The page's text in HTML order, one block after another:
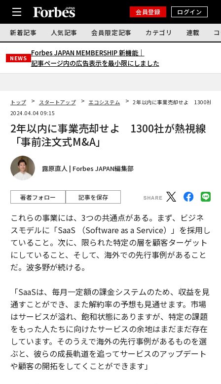
会員登録 ログイン
新着記事 人気記事 会員限定記事 カテゴリ 連載
NEWS
Forbes JAPAN MEMBERSHIP 新機能｜
記事ページ内の広告表示を最小限にしました
トップ スタートアップ エコシステム
2年以内に事業売却せよ 1300社が
2024.04.04 09:15
2年以内に事業売却せよ 1300社が熱視線
「事前注文式M&A」
露原直人 | Forbes JAPAN編集部
著者フォロー 記事を保存
これらの事業には、3つの共通点がある。まず、ビジネ
スモデルに「SaaS （Software as a Service）」を採用し
ていること。次に、限られた特定の層を顧客ターゲット
にしていること、そして、海外での先行事例があること
だ。波多野が続ける。
「SaaSは、毎月一定額の課金システムのため、収益を見
通すことができ、また解約率の予想も見通せます。市場
はサービスが溢れ、飽和状態にありますが、特定の課題
をもった人たちに向けたサービスの余地はまだまだ存在
しています。そのうえで海外の先行事例があるものを選
ぶと、彼らの成長軌道を追ってサービスのアップデート
や顧客の開拓をしてくことができます」